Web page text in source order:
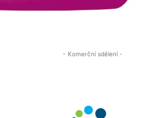
- Komerční sdělení -